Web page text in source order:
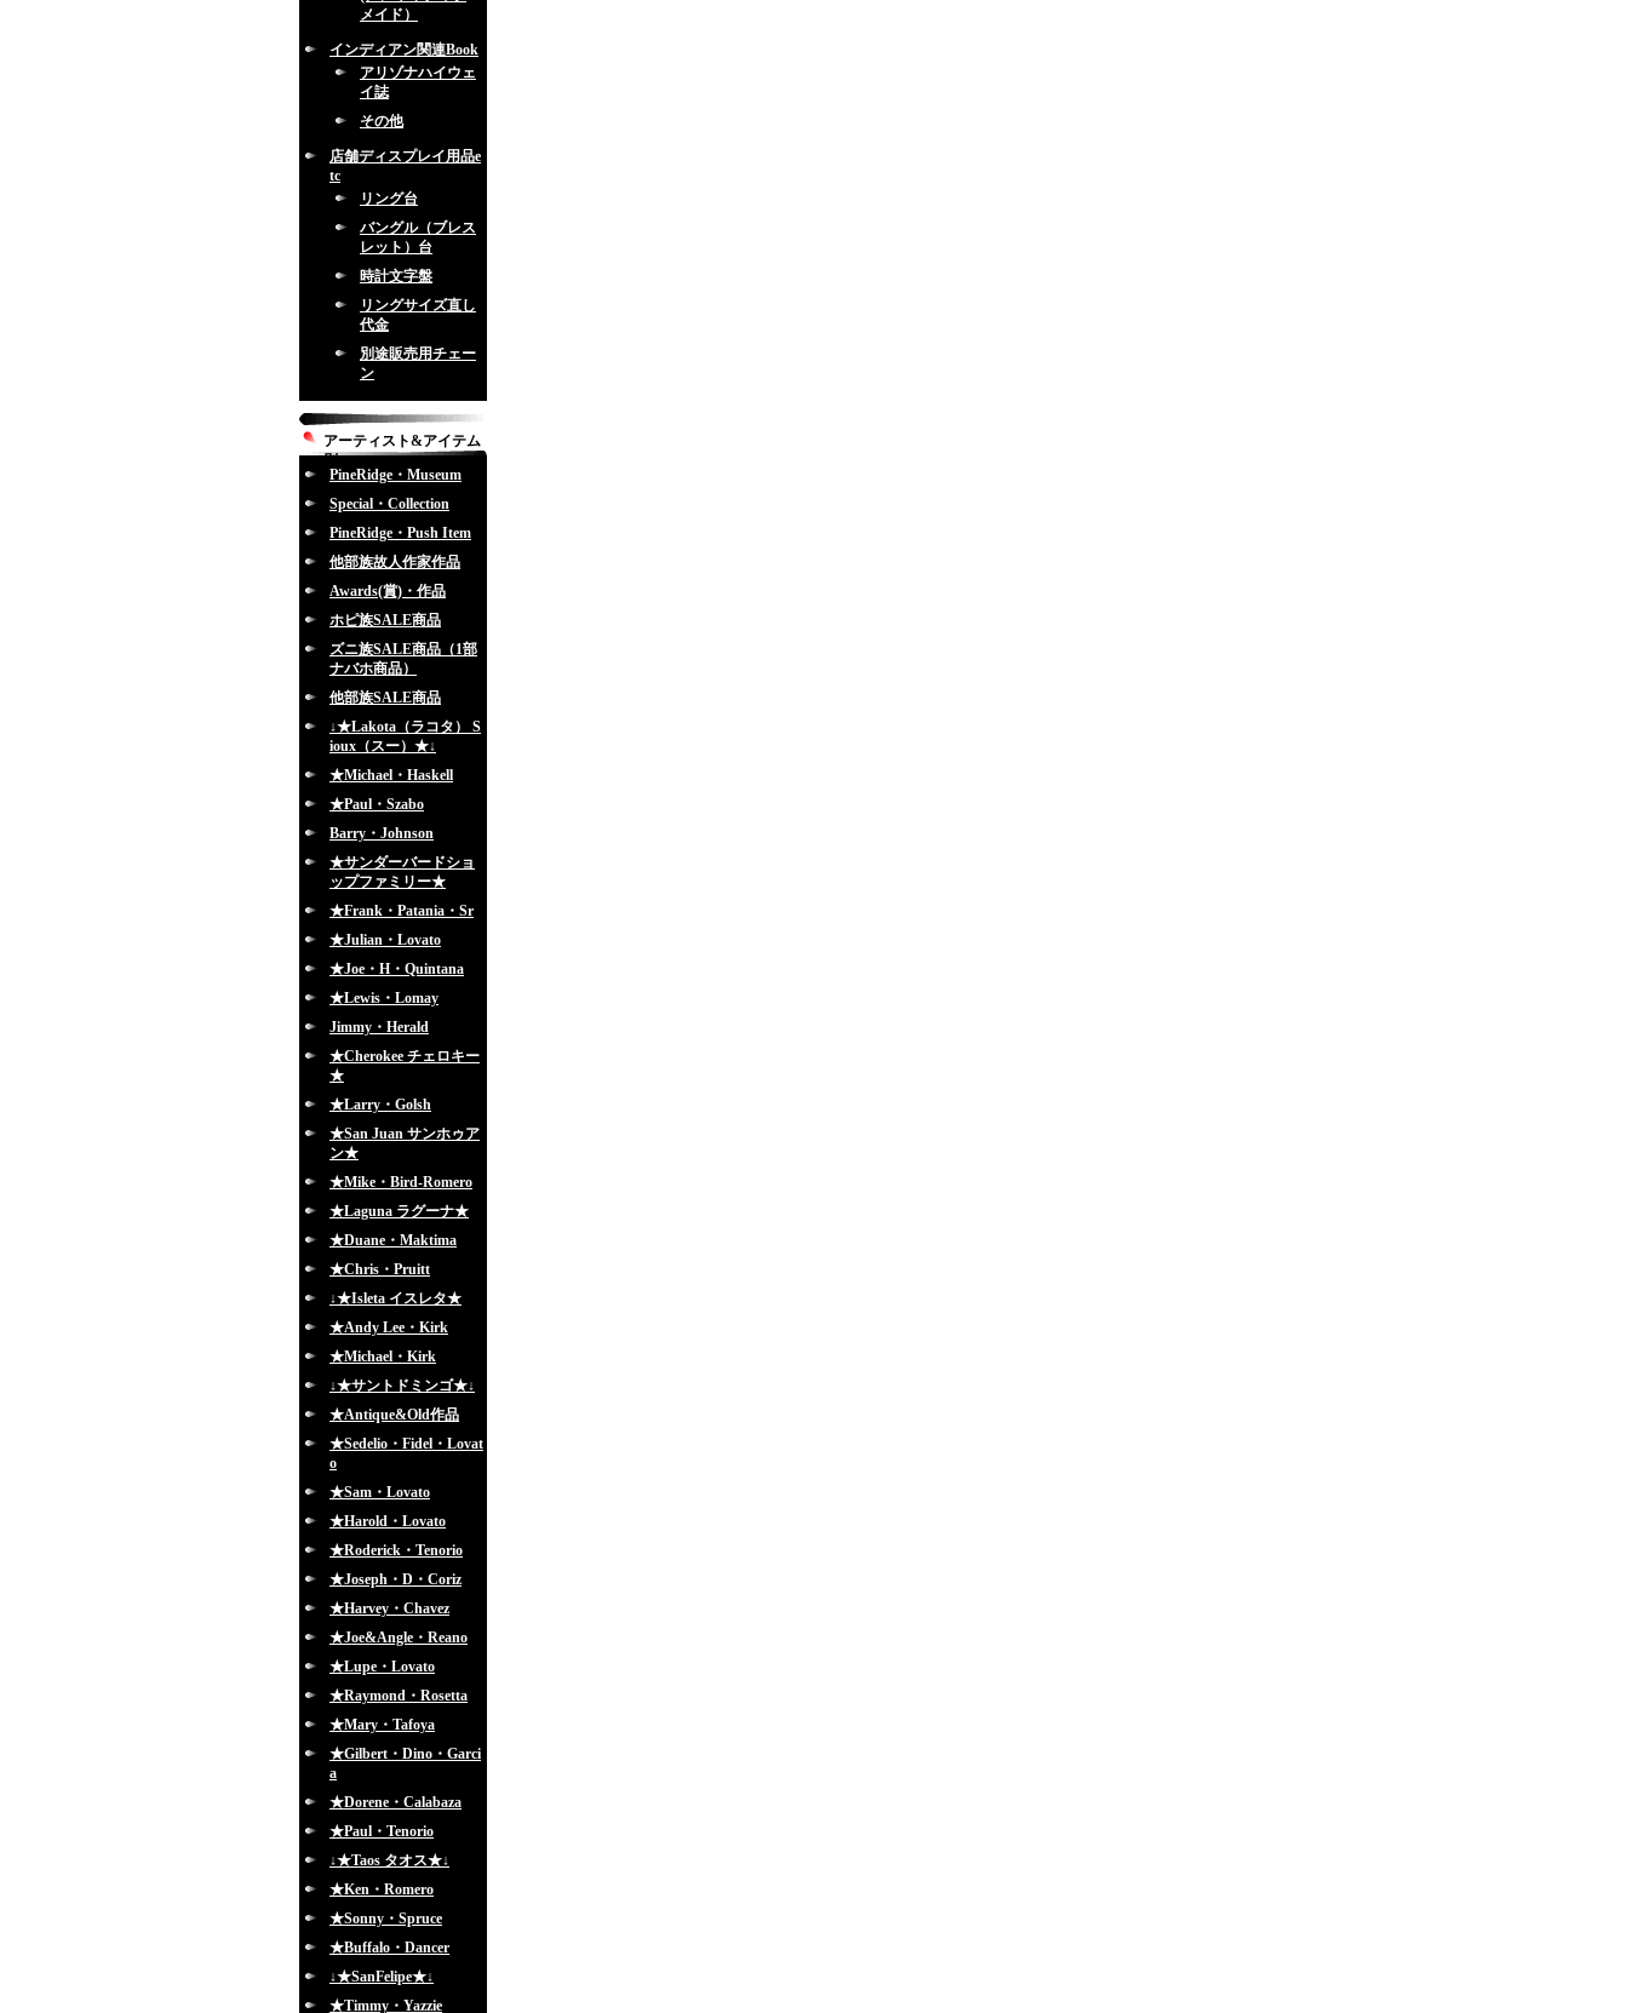
メイド）
インディアン関連Book
アリゾナハイウェ
イ誌
その他
店舗ディスプレイ用品e
tc
リング台
バングル（ブレス
レット）台
時計文字盤
リングサイズ直し
代金
別途販売用チェー
ン
アーティスト&アイテム
別
PineRidge・Museum
Special・Collection
PineRidge・Push Item
他部族故人作家作品
Awards(賞)・作品
ホピ族SALE商品
ズニ族SALE商品（1部
ナバホ商品）
他部族SALE商品
↓★Lakota（ラコタ） S
ioux（スー）★↓
★Michael・Haskell
★Paul・Szabo
Barry・Johnson
★サンダーバードショ
ップファミリー★
★Frank・Patania・Sr
★Julian・Lovato
★Joe・H・Quintana
★Lewis・Lomay
Jimmy・Herald
★Cherokee チェロキー
★
★Larry・Golsh
★San Juan サンホゥア
ン★
★Mike・Bird-Romero
★Laguna ラグーナ★
★Duane・Maktima
★Chris・Pruitt
↓★Isleta イスレタ★
★Andy Lee・Kirk
★Michael・Kirk
↓★サントドミンゴ★↓
★Antique&Old作品
★Sedelio・Fidel・Lovat
o
★Sam・Lovato
★Harold・Lovato
★Roderick・Tenorio
★Joseph・D・Coriz
★Harvey・Chavez
★Joe&Angle・Reano
★Lupe・Lovato
★Raymond・Rosetta
★Mary・Tafoya
★Gilbert・Dino・Garci
a
★Dorene・Calabaza
★Paul・Tenorio
↓★Taos タオス★↓
★Ken・Romero
★Sonny・Spruce
★Buffalo・Dancer
↓★SanFelipe★↓
★Timmy・Yazzie